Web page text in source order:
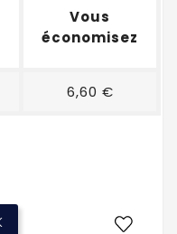
Vous
économisez
6,60 €